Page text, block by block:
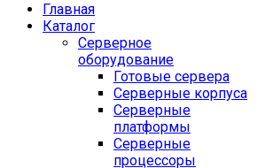
Главная
Каталог
Серверное
оборудование
Готовые сервера
Серверные корпуса
Серверные
платформы
Серверные
процессоры